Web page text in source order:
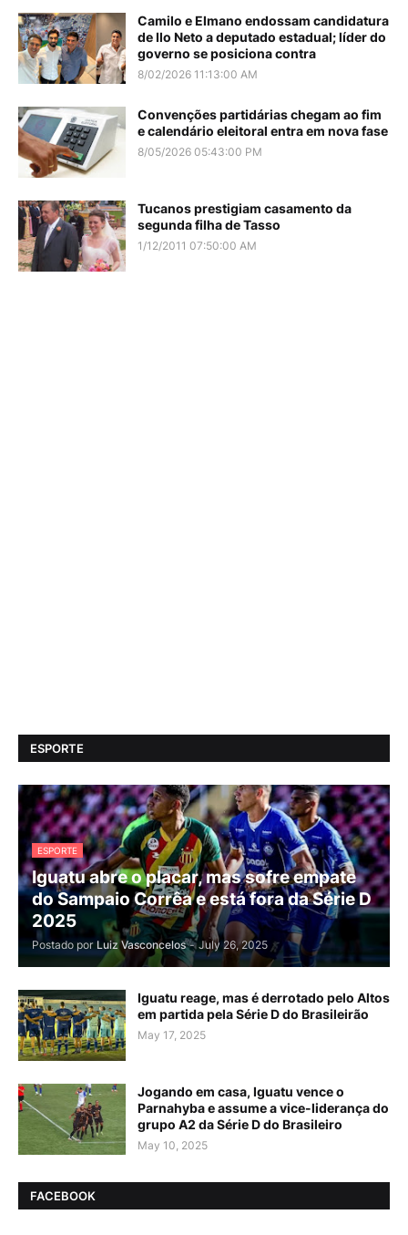
Camilo e Elmano endossam candidatura
de Ilo Neto a deputado estadual; líder do
governo se posiciona contra
8/02/2026 11:13:00 AM
Convenções partidárias chegam ao fim
e calendário eleitoral entra em nova fase
8/05/2026 05:43:00 PM
Tucanos prestigiam casamento da
segunda filha de Tasso
1/12/2011 07:50:00 AM
ESPORTE
ESPORTE
Iguatu abre o placar, mas sofre empate
do Sampaio Corrêa e está fora da Série D
2025
Postado por Luiz Vasconcelos - July 26, 2025
Iguatu reage, mas é derrotado pelo Altos
em partida pela Série D do Brasileirão
May 17, 2025
Jogando em casa, Iguatu vence o
Parnahyba e assume a vice-liderança do
grupo A2 da Série D do Brasileiro
May 10, 2025
FACEBOOK